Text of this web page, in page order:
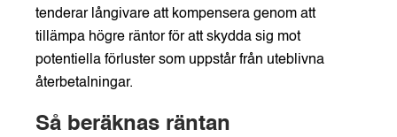
tenderar långivare att kompensera genom att
tillämpa högre räntor för att skydda sig mot
potentiella förluster som uppstår från uteblivna
återbetalningar.
Så beräknas räntan